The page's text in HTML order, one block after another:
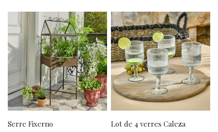
Serre Fixerno Lot de 4 verres Caleza